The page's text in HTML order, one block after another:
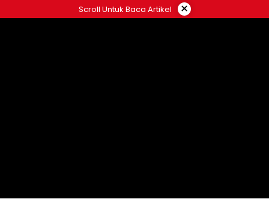
to
Scroll Untuk Baca Artikel ×